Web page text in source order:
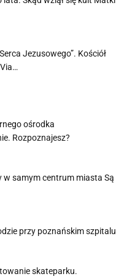
Jezusowego”. Kościół
ośrodka
Rozpoznajesz?
w samym centrum miasta Są
przy poznańskim szpitalu
skateparku.